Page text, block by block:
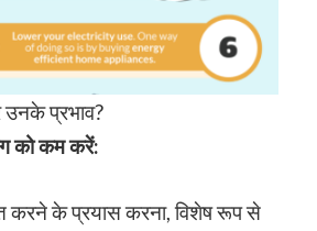
प्रभाव?
को कम करें:
करने के प्रयास करना, विशेष रूप से